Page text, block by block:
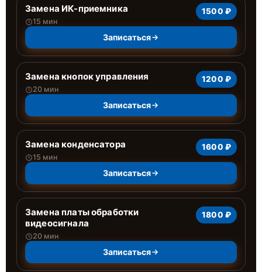
Замена ИК-приемника
15 мин
1500 ₽
Записаться
Замена кнопок управления
20 мин
1200 ₽
Записаться
Замена конденсатора
15 мин
1600 ₽
Записаться
Замена платы обработки
видеосигнала
20 мин
1800 ₽
Записаться